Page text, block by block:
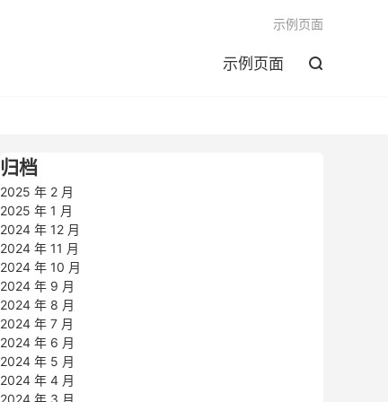
示例页面 
示例页面
归档
2025 年 2 月
2025 年 1 月
2024 年 12 月
2024 年 11 月
2024 年 10 月
2024 年 9 月
2024 年 8 月
2024 年 7 月
2024 年 6 月
2024 年 5 月
2024 年 4 月
2024 年 3 月